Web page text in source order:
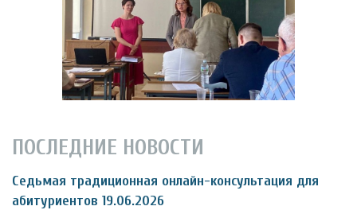
ПОСЛЕДНИЕ НОВОСТИ
Седьмая традиционная онлайн-консультация для
абитуриентов 19.06.2026